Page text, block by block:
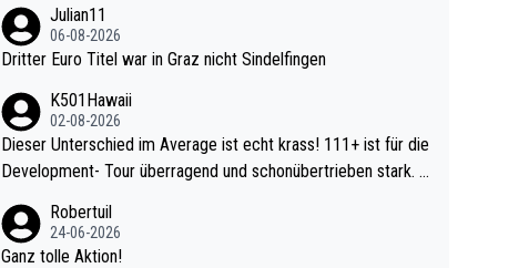
Julian11
06-08-2026
Dritter Euro Titel war in Graz nicht Sindelfingen
K501Hawaii
02-08-2026
Dieser Unterschied im Average ist echt krass! 111+ ist für die
Development- Tour überragend und schonübertrieben stark. U
e mal 40+ erst recht. Da gewinnst keinen Blumentopf - ist ja n
och krasser wie ein Pokalspiel eines Kreisligisten vs einem Bu
Robertuil
24-06-2026
Ganz tolle Aktion!